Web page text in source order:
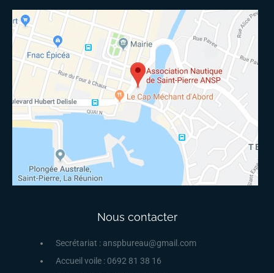
Nous contacter
Secrétariat : anspbureau@gmail.com
Accueil voile : 0692 81 38 16